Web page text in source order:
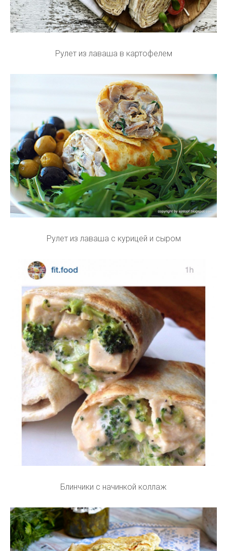
Рулет из лаваша в картофелем
Рулет из лаваша с курицей и сыром
Блинчики с начинкой коллаж